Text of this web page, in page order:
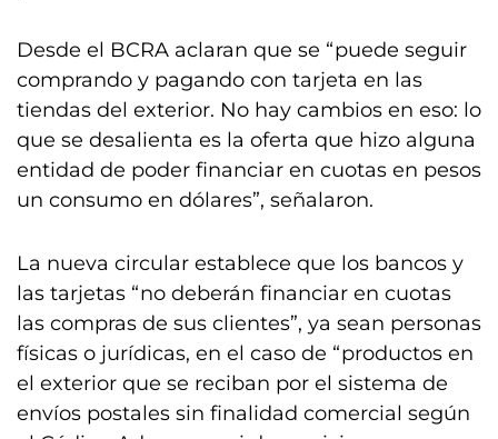
Desde el BCRA aclaran que se “puede seguir
comprando y pagando con tarjeta en las
tiendas del exterior. No hay cambios en eso: lo
que se desalienta es la oferta que hizo alguna
entidad de poder financiar en cuotas en pesos
un consumo en dólares”, señalaron.
La nueva circular establece que los bancos y
las tarjetas “no deberán financiar en cuotas
las compras de sus clientes”, ya sean personas
físicas o jurídicas, en el caso de “productos en
el exterior que se reciban por el sistema de
envíos postales sin finalidad comercial según